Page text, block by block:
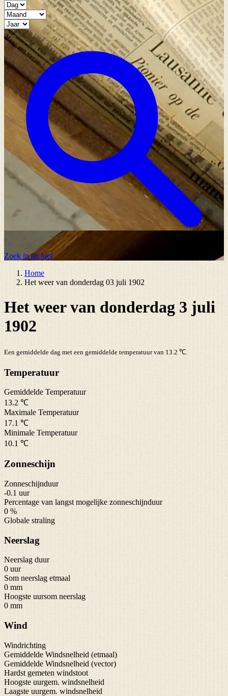
Zoek in archief
Home
Het weer van donderdag 03 juli 1902
Het weer van donderdag 3 juli
1902
Een gemiddelde dag met een gemiddelde temperatuur van 13.2 ℃.
Temperatuur
Gemiddelde Temperatuur
13.2 ℃
Maximale Temperatuur
17.1 ℃
Minimale Temperatuur
10.1 ℃
Zonneschijn
Zonneschijnduur
-0.1 uur
Percentage van langst mogelijke zonneschijnduur
0 %
Globale straling
Neerslag
Neerslag duur
0 uur
Som neerslag etmaal
0 mm
Hoogste uursom neerslag
0 mm
Wind
Windrichting
Gemiddelde Windsnelheid (etmaal)
Gemiddelde Windsnelheid (vector)
Hardst gemeten windstoot
Hoogste uurgem. windsnelheid
Laagste uurgem. windsnelheid